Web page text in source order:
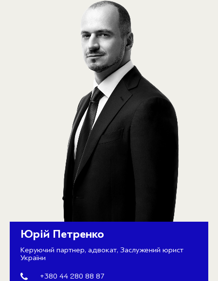
Юрій Петренко
Керуючий партнер, адвокат, Заслужений юрист
України
+380 44 280 88 87